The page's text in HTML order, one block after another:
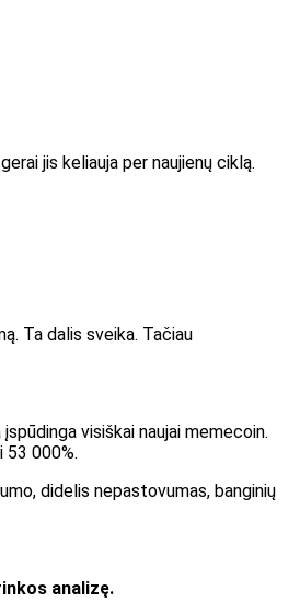
jis keliauja per naujienų ciklą.
Ta dalis sveika. Tačiau
visiškai naujai memecoin.
53 000%.
didelis nepastovumas, banginių
analizę.